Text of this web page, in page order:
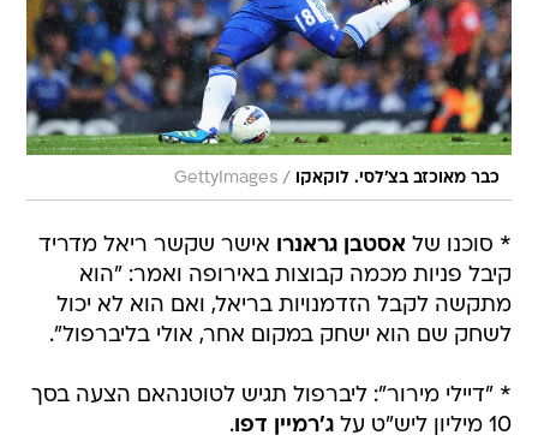
כבר מאוכזב בצ'לסי. לוקאקו /
GettyImages
* סוכנו של אסטבן גראנרו אישר שקשר ריאל מדריד
קיבל פניות מכמה קבוצות באירופה ואמר: "הוא
מתקשה לקבל הזדמנויות בריאל, ואם הוא לא יכול
לשחק שם הוא ישחק במקום אחר, אולי בליברפול".
* "דיילי מירור": ליברפול תגיש לטוטנהאם הצעה בסך
10 מיליון ליש"ט על
ג'רמיין דפו.